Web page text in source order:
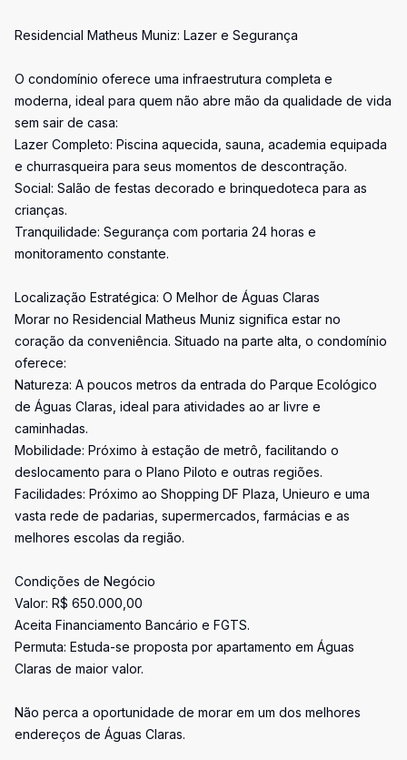
Residencial Matheus Muniz: Lazer e Segurança
O condomínio oferece uma infraestrutura completa e
moderna, ideal para quem não abre mão da qualidade de vida
sem sair de casa:
Lazer Completo: Piscina aquecida, sauna, academia equipada
e churrasqueira para seus momentos de descontração.
Social: Salão de festas decorado e brinquedoteca para as
crianças.
Tranquilidade: Segurança com portaria 24 horas e
monitoramento constante.
Localização Estratégica: O Melhor de Águas Claras
Morar no Residencial Matheus Muniz significa estar no
coração da conveniência. Situado na parte alta, o condomínio
oferece:
Natureza: A poucos metros da entrada do Parque Ecológico
de Águas Claras, ideal para atividades ao ar livre e
caminhadas.
Mobilidade: Próximo à estação de metrô, facilitando o
deslocamento para o Plano Piloto e outras regiões.
Facilidades: Próximo ao Shopping DF Plaza, Unieuro e uma
vasta rede de padarias, supermercados, farmácias e as
melhores escolas da região.
Condições de Negócio
Valor: R$ 650.000,00
Aceita Financiamento Bancário e FGTS.
Permuta: Estuda-se proposta por apartamento em Águas
Claras de maior valor.
Não perca a oportunidade de morar em um dos melhores
endereços de Águas Claras.